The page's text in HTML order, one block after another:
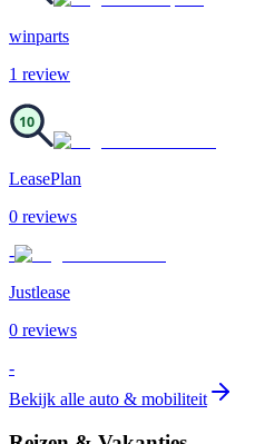
winparts
1 review
10
LeasePlan
0 reviews
-
Justlease
0 reviews
-
Bekijk alle auto & mobiliteit